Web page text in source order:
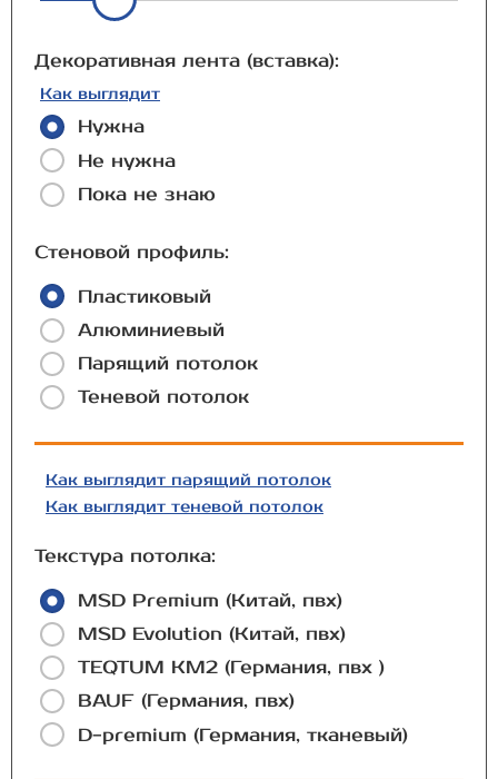
Декоративная лента (вставка):
Как выглядит
Нужна
Не нужна
Пока не знаю
Стеновой профиль:
Пластиковый
Алюминиевый
Парящий потолок
Теневой потолок
Как выглядит парящий потолок
Как выглядит теневой потолок
Текстура потолка:
MSD Premium (Китай, пвх)
MSD Evolution (Китай, пвх)
TEQTUM КМ2 (Германия, пвх )
BAUF (Германия, пвх)
D-premium (Германия, тканевый)